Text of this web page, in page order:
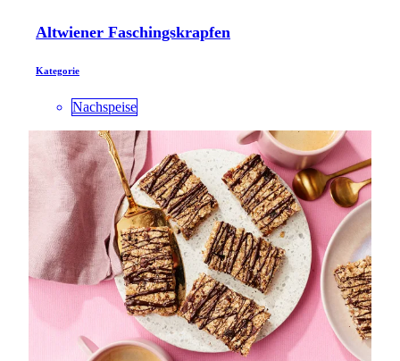
Altwiener Faschingskrapfen
Kategorie
Nachspeise